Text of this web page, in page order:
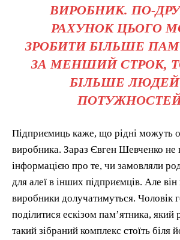
ВИРОБНИК. ПО-
РАХУНОК ЦЬОГО
ЗРОБИТИ БІЛЬШЕ
ЗА МЕНШИЙ СТРОК,
БІЛЬШЕ ЛЮДЕЙ
Підприємиць каже, що рідні можуть
виробника. Зараз Євген Шевченко не
інформацією про те, чи замовляли
для алеї в інших підприємців. Але
виробники долучатимуться. Чоловік
поділитися ескізом пам’ятника,
такий зібраний комплекс стоїть біля